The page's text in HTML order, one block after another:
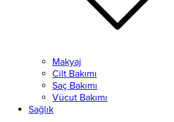
Makyaj
Cilt Bakımı
Saç Bakımı
Vücut Bakımı
Sağlık